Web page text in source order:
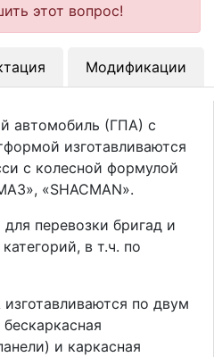
этот вопрос!
Модификации
(ГПА) с
изготавливаются
с колесной формулой
«SHACMAN».
перевозки бригад и
в т.ч. по
по двум
и каркасная